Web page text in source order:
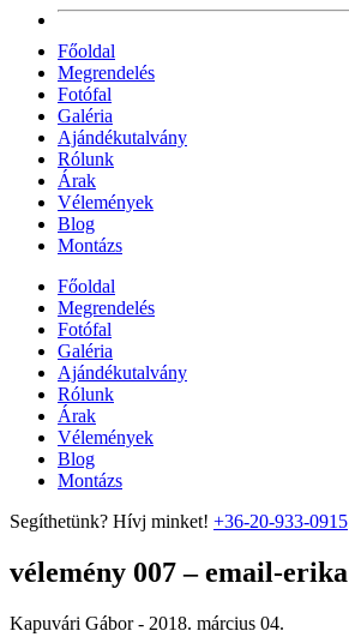
Főoldal
Megrendelés
Fotófal
Galéria
Ajándékutalvány
Rólunk
Árak
Vélemények
Blog
Montázs
Főoldal
Megrendelés
Fotófal
Galéria
Ajándékutalvány
Rólunk
Árak
Vélemények
Blog
Montázs
Segíthetünk? Hívj minket! +36-20-933-0915
vélemény 007 – email-erika
Kapuvári Gábor - 2018. március 04.